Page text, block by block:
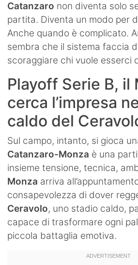
Catanzaro non diventa solo
partita. Diventa un modo per
Anche quando è complicato.
sembra che il sistema faccia
scoraggiare chi vuole esserci
Playoff Serie B, il
cerca l’impresa
caldo del
Sul campo, intanto, si gioca
Catanzaro-Monza è una
insieme tensione, tecnica,
Monza arriva
consapevolezza di dover
Ceravolo, uno stadio caldo,
capace di trasformare ogni
piccola battaglia emotiva.